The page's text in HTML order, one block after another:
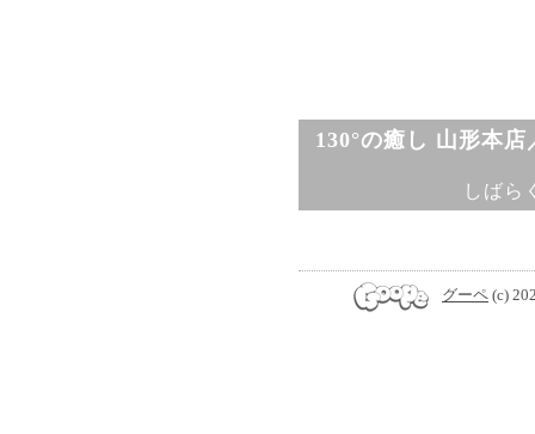
130°の癒し 山形本
しばら
グーペ (c)